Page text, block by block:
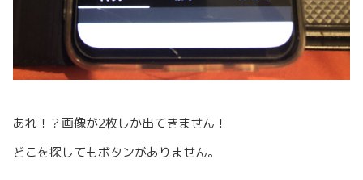
あれ！？画像が2枚しか出てきません！
どこを探してもボタンがありません。